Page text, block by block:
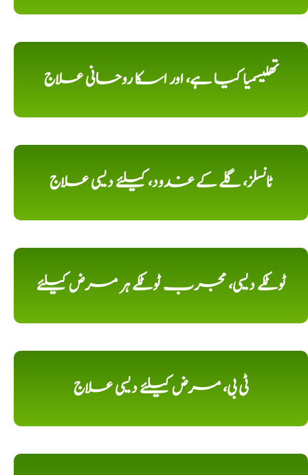
تھلیسمیا کیا ہے، اور اسکا روحانی علاج
ٹانسلز، گلے کے غدود، کیلئے دیسی علاج
ٹوٹکے دیسی، مجرب ٹوٹکے ہر مرض کیلئے
ٹی بی، مرض کیلئے دیسی علاج